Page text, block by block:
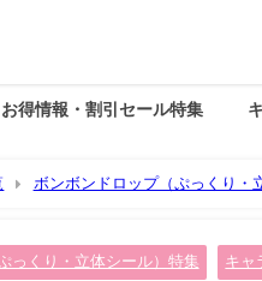
お得情報・割引セール特集
ボンボンドロップ（ぷっくり・
っくり・立体シール）特集 キャ